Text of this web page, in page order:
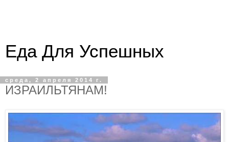
Еда Для Успешных
среда, 2 апреля 2014 г.
ИЗРАИЛЬТЯНАМ!